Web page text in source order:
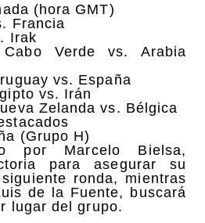
(hora GMT)
Francia
Irak
Verde vs. Arabia
vs. España
vs. Irán
Zelanda vs. Bélgica
(Grupo H)
por Marcelo Bielsa,
para asegurar su
ronda, mientras
de la Fuente, buscará
lugar del grupo.